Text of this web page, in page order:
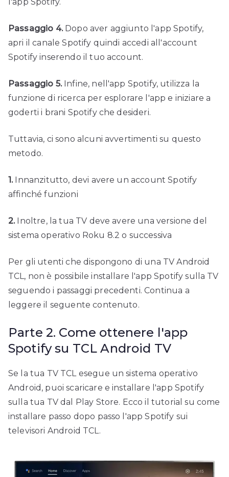
l'app Spotify.
Passaggio 4.Dopo aver aggiunto l'app Spotify,
apri il canale Spotify quindi accedi all'account
Spotify inserendo il tuo account.
Passaggio 5.Infine, nell'app Spotify, utilizza la
funzione di ricerca per esplorare l'app e iniziare a
goderti i brani Spotify che desideri.
Tuttavia, ci sono alcuni avvertimenti su questo
metodo.
1.Innanzitutto, devi avere un account Spotify
affinché funzioni
2.Inoltre, la tua TV deve avere una versione del
sistema operativo Roku 8.2 o successiva
Per gli utenti che dispongono di una TV Android
TCL, non è possibile installare l'app Spotify sulla TV
seguendo i passaggi precedenti. Continua a
leggere il seguente contenuto.
Parte 2. Come ottenere l'app
Spotify su TCL Android TV
Se la tua TV TCL esegue un sistema operativo
Android, puoi scaricare e installare l'app Spotify
sulla tua TV dal Play Store. Ecco il tutorial su come
installare passo dopo passo l'app Spotify sui
televisori Android TCL.